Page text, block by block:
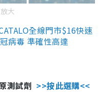
大
全線門市$16快速
病毒 準確性高達
測試劑 >>按此選購<<